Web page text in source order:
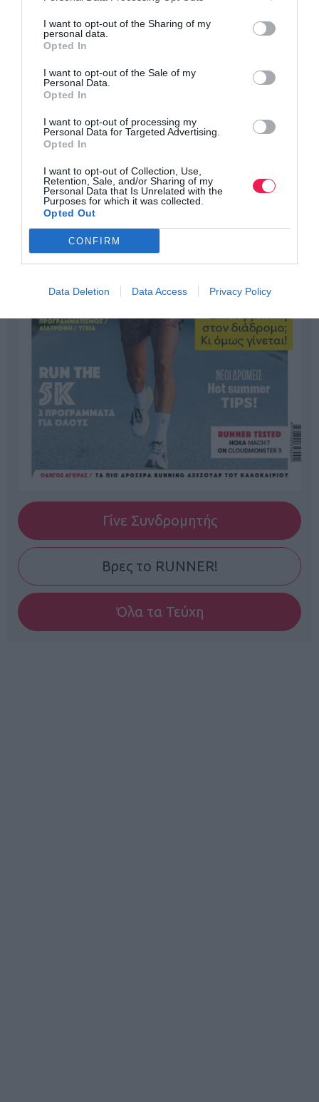
I want to opt-out of the Sharing of my
personal data.
Opted In
I want to opt-out of the Sale of my
Personal Data.
Opted In
I want to opt-out of processing my
Personal Data for Targeted Advertising.
Opted In
I want to opt-out of Collection, Use,
Retention, Sale, and/or Sharing of my
Personal Data that Is Unrelated with the
Purposes for which it was collected.
Opted Out
CONFIRM
Data Deletion Data Access Privacy Policy
Γίνε Συνδρομητής
Βρες το RUNNER!
Όλα τα Τεύχη